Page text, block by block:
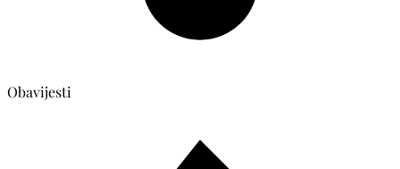
Obavijesti